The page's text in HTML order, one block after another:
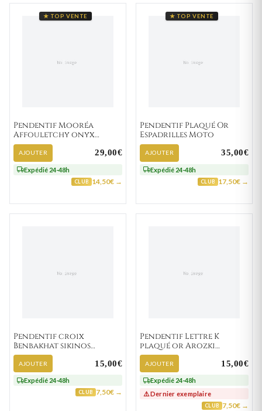
★ TOP VENTE
Pendentif Mooréa
Affouletchy onyx
Ethnique Totem
AJOUTER 29,00€
Expédié 24-48h
CLUB 14,50€ →
★ TOP VENTE
Pendentif Plaqué Or
Espadrilles Moto
AJOUTER 35,00€
Expédié 24-48h
CLUB 17,50€ →
Pendentif croix
Benbakhat sikinos
Religieux
AJOUTER 15,00€
Expédié 24-48h
CLUB 7,50€ →
Pendentif Lettre K
plaqué or Arozki
traditionnel
AJOUTER 15,00€
Expédié 24-48h
⚠️ Dernier exemplaire
CLUB 7,50€ →